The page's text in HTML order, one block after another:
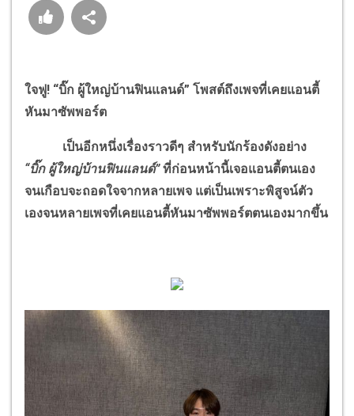
ใจฟู! “บิ๊ก ผู้ใหญ่บ้านฟินแลนด์” โพสต์ถึงเพจที่เคยแอนตี้
หันมาซัพพอร์ต
เป็นอีกหนึ่งเรื่องราวดีๆ สำหรับนักร้องดังอย่าง
“บิ๊ก ผู้ใหญ่บ้านฟินแลนด์”ที่ก่อนหน้านี้เจอแอนตี้ตนเอง
จนเกือบจะถอดใจจากหลายเพจ แต่เป็นเพราะพิสูจน์ตัว
เองจนหลายเพจที่เคยแอนตี้หันมาซัพพอร์ตตนเองมากขึ้น